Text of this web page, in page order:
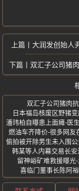
大润发创始人
双汇子公司猪
双汇子公司猪肉
日本福岛核废区野猪
潘玮柏自曝患上面瘫-医
燃油车齐降价-很多网友
偷拍被开除男生未入围
韩某等人内幕交易长
留神峪矿难救援曝光
喜临门董事长陈阿